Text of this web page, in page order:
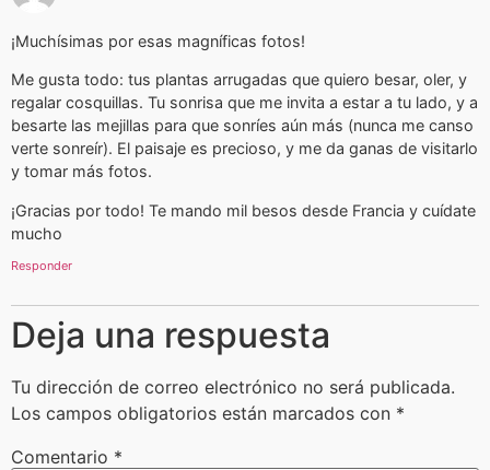
¡Muchísimas por esas magníficas fotos!
Me gusta todo: tus plantas arrugadas que quiero besar, oler, y
regalar cosquillas. Tu sonrisa que me invita a estar a tu lado, y a
besarte las mejillas para que sonríes aún más (nunca me canso
verte sonreír). El paisaje es precioso, y me da ganas de visitarlo
y tomar más fotos.
¡Gracias por todo! Te mando mil besos desde Francia y cuídate
mucho
Responder
Deja una respuesta
Tu dirección de correo electrónico no será publicada.
Los campos obligatorios están marcados con *
Comentario *